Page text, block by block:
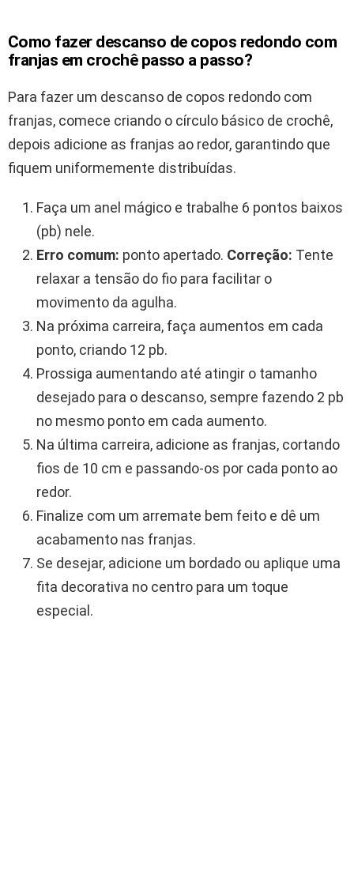
Como fazer descanso de copos redondo com
franjas em crochê passo a passo?
Para fazer um descanso de copos redondo com
franjas, comece criando o círculo básico de crochê,
depois adicione as franjas ao redor, garantindo que
fiquem uniformemente distribuídas.
Faça um anel mágico e trabalhe 6 pontos baixos
(pb) nele.
Erro comum: ponto apertado. Correção: Tente
relaxar a tensão do fio para facilitar o
movimento da agulha.
Na próxima carreira, faça aumentos em cada
ponto, criando 12 pb.
Prossiga aumentando até atingir o tamanho
desejado para o descanso, sempre fazendo 2 pb
no mesmo ponto em cada aumento.
Na última carreira, adicione as franjas, cortando
fios de 10 cm e passando-os por cada ponto ao
redor.
Finalize com um arremate bem feito e dê um
acabamento nas franjas.
Se desejar, adicione um bordado ou aplique uma
fita decorativa no centro para um toque
especial.